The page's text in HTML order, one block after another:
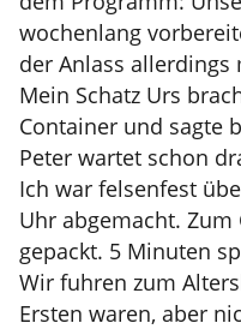
wochenlang
der Anlass
Mein Schatz Urs
Container und sagte
Peter wartet schon
Ich war felsenfest
Uhr abgemacht.
gepackt. 5 Minuten
Wir fuhren zum
Ersten waren, aber